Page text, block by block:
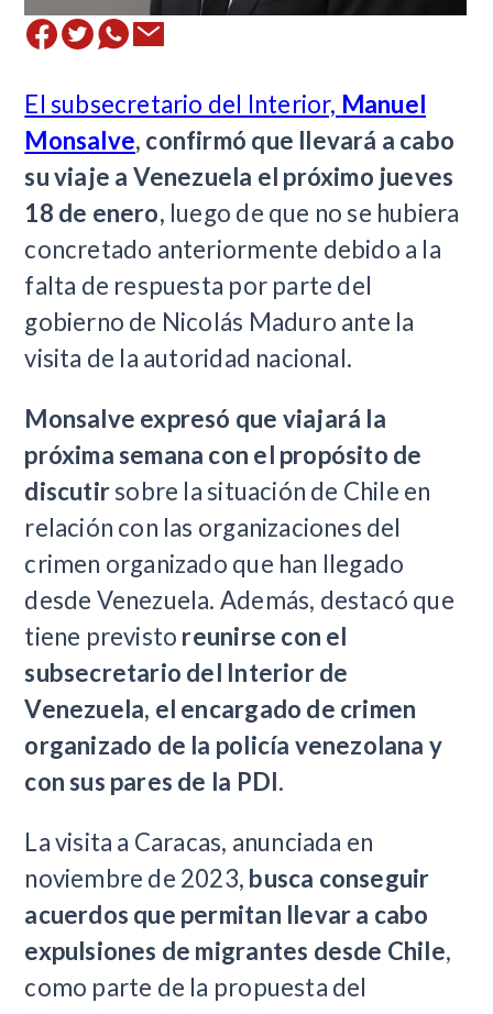
El subsecretario del Interior, Manuel
Monsalve, confirmó que llevará a cabo
su viaje a Venezuela el próximo jueves
18 de enero, luego de que no se hubiera
concretado anteriormente debido a la
falta de respuesta por parte del
gobierno de Nicolás Maduro ante la
visita de la autoridad nacional.
Monsalve expresó que viajará la
próxima semana con el propósito de
discutirsobre la situación de Chile en
relación con las organizaciones del
crimen organizado que han llegado
desde Venezuela. Además, destacó que
tiene previsto reunirse con el
subsecretario del Interior de
Venezuela, el encargado de crimen
organizado de la policía venezolana y
con sus pares de la PDI.
La visita a Caracas, anunciada en
noviembre de 2023, busca conseguir
acuerdos que permitan llevar a cabo
expulsiones de migrantes desde Chile,
como parte de la propuesta del